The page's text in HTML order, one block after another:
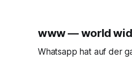
www — world
Whatsapp hat auf der